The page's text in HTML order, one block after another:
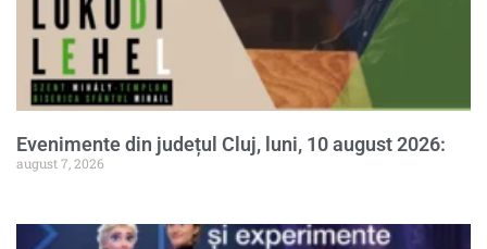
Evenimente din județul Cluj, luni, 10 august 2026:
august 7, 2026